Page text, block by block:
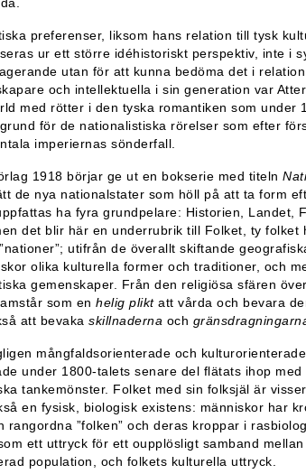
preferenser, liksom hans relation till tysk
ur ett större idéhistoriskt perspektiv, inte i
utan för att kunna bedöma det i
och intellektuella i sin generation var
med rötter i den tyska romantiken som under
för de nationalistiska rörelser som efter
imperiernas sönderfall.
1918 börjar ge ut en bokserie med titeln
de nya nationalstater som höll på att ta form
ha fyra grundpelare: Historien, Landet,
det blir här en underrubrik till Folket, ty folket
utifrån de överallt skiftande
olika kulturella former och traditioner, och
gemenskaper. Från den religiösa sfären
som en helig pliktatt vårda och bevara
att bevaka skillnaderna och
mångfaldsorienterade och
under 1800-talets senare del flätats ihop
tankemönster. Folket med sin folksjäl är
en fysisk, biologisk existens: människor har
rangordna ”folken” och deras kroppar i
ett uttryck för ett oupplösligt samband
population, och folkets kulturella uttryck.